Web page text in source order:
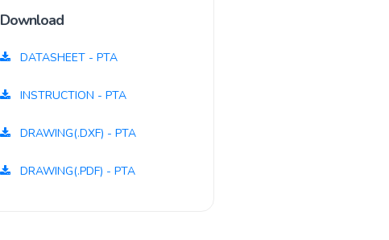
Download
DATASHEET - PTA
INSTRUCTION - PTA
DRAWING(.DXF) - PTA
DRAWING(.PDF) - PTA